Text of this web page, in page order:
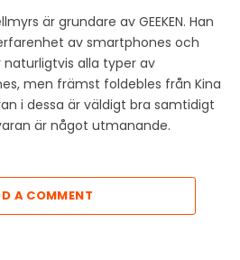
är grundare av GEEKEN. Han
av smartphones och
alla typer av
men främst foldebles från Kina
i dessa är väldigt bra samtidigt
är något utmanande.
A COMMENT